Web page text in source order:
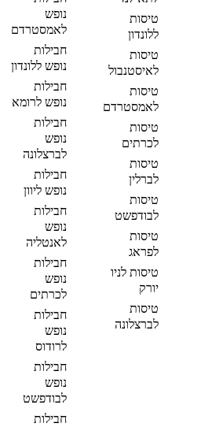
טיסות
ללונדון
טיסות
לאיסטנבול
טיסות
לאמסטרדם
טיסות
לכרתים
טיסות
לברלין
טיסות
לבודפשט
טיסות
לפראג
טיסות לניו
יורק
טיסות
לברצלונה
נופש
לאמסטרדם
חבילות
נופש ללונדון
חבילות
נופש לרומא
חבילות
נופש
לברצלונה
חבילות
נופש ליוון
חבילות
נופש
לאנטליה
חבילות
נופש
לכרתים
חבילות
נופש
לרודוס
חבילות
נופש
לבודפשט
חבילות